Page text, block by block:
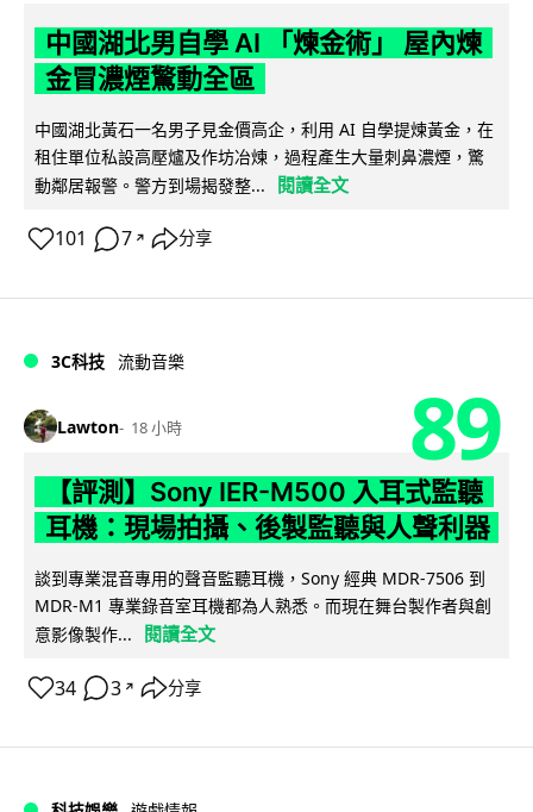
中國湖北男自學 AI 「煉金術」 屋內煉
金冒濃煙驚動全區
中國湖北黃石一名男子見金價高企，利用 AI 自學提煉黃金，在
租住單位私設高壓爐及作坊冶煉，過程產生大量刺鼻濃煙，驚
動鄰居報警。警方到場揭發整...
閱讀全文
101 7 ↗ 分享
3C科技 流動音樂
Lawton 18 小時 89
【評測】Sony IER-M500 入耳式監聽
耳機：現場拍攝、後製監聽與人聲利器
談到專業混音專用的聲音監聽耳機，Sony 經典 MDR-7506 到
MDR-M1 專業錄音室耳機都為人熟悉。而現在舞台製作者與創
意影像製作...
閱讀全文
34 3 ↗ 分享